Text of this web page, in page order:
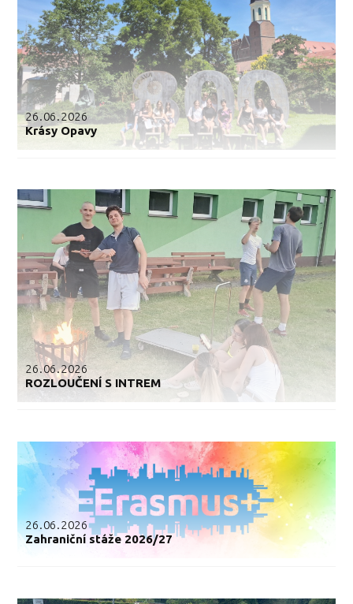
26.06.2026
Krásy Opavy
26.06.2026
ROZLOUČENÍ S INTREM
26.06.2026
Zahraniční stáže 2026/27